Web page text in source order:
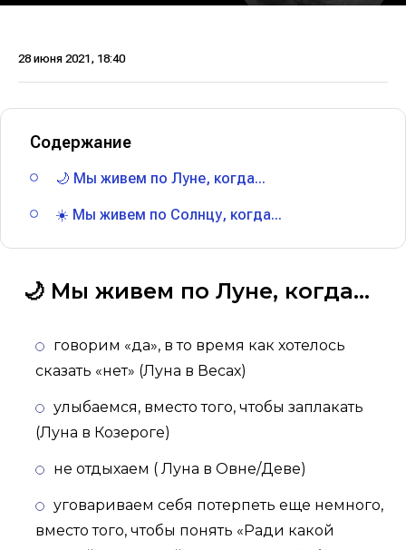
28 июня 2021, 18:40
Содержание
🌙 Мы живем по Луне, когда...
☀️ Мы живем по Солнцу, когда...
🌙 Мы живем по Луне, когда...
говорим «да», в то время как хотелось
сказать «нет» (Луна в Весах)
улыбаемся, вместо того, чтобы заплакать
(Луна в Козероге)
не отдыхаем ( Луна в Овне/Деве)
уговариваем себя потерпеть еще немного,
вместо того, чтобы понять «Ради какой